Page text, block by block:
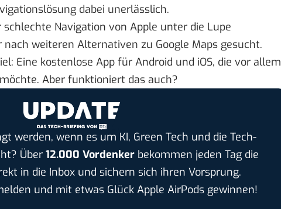
dabei unerlässlich.
schlechte Navigation von Apple unter die Lupe
weiteren Alternativen zu Google Maps gesucht.
Eine kostenlose App für Android und iOS, die vor allem
Aber funktioniert das auch?
werden, wenn es um KI, Green Tech und die Tech-
Über 12.000 Vordenkerbekommen jeden Tag die
in die Inbox und sichern sich ihren Vorsprung.
und mit etwas Glück Apple AirPods gewinnen!